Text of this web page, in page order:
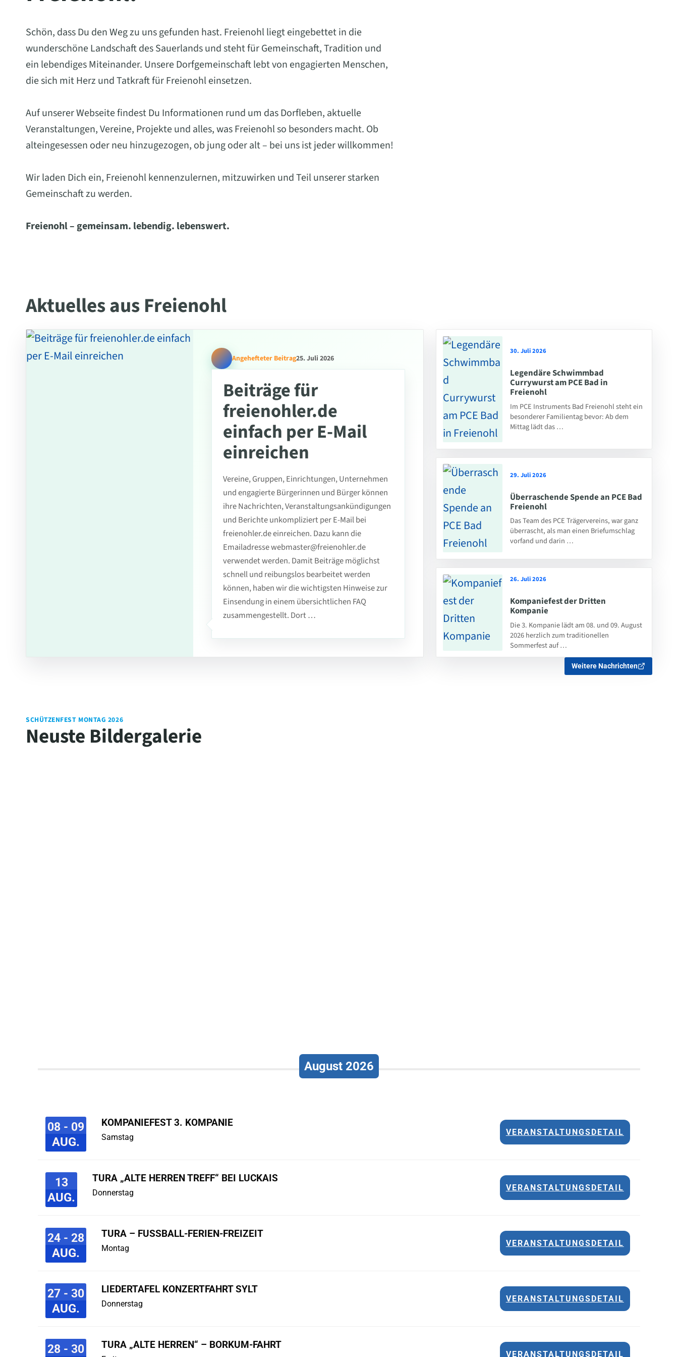
Schön, dass Du den Weg zu uns gefunden hast. Freienohl liegt eingebettet in die
wunderschöne Landschaft des Sauerlands und steht für Gemeinschaft, Tradition und
ein lebendiges Miteinander. Unsere Dorfgemeinschaft lebt von engagierten Menschen,
die sich mit Herz und Tatkraft für Freienohl einsetzen.
Auf unserer Webseite findest Du Informationen rund um das Dorfleben, aktuelle
Veranstaltungen, Vereine, Projekte und alles, was Freienohl so besonders macht. Ob
alteingesessen oder neu hinzugezogen, ob jung oder alt – bei uns ist jeder willkommen!
Wir laden Dich ein, Freienohl kennenzulernen, mitzuwirken und Teil unserer starken
Gemeinschaft zu werden.
Freienohl – gemeinsam. lebendig. lebenswert.
Aktuelles aus Freienohl
Angehefteter Beitrag25. Juli 2026
Beiträge für
freienohler.de
einfach per E-Mail
einreichen
Vereine, Gruppen, Einrichtungen, Unternehmen
und engagierte Bürgerinnen und Bürger können
ihre Nachrichten, Veranstaltungsankündigungen
und Berichte unkompliziert per E-Mail bei
freienohler.de einreichen. Dazu kann die
Emailadresse webmaster@freienohler.de
verwendet werden. Damit Beiträge möglichst
schnell und reibungslos bearbeitet werden
können, haben wir die wichtigsten Hinweise zur
Einsendung in einem übersichtlichen FAQ
zusammengestellt. Dort …
30. Juli 2026
Legendäre Schwimmbad
Currywurst am PCE Bad in
Freienohl
Im PCE Instruments Bad Freienohl steht ein
besonderer Familientag bevor: Ab dem
Mittag lädt das …
29. Juli 2026
Überraschende Spende an PCE Bad
Freienohl
Das Team des PCE Trägervereins, war ganz
überrascht, als man einen Briefumschlag
vorfand und darin …
26. Juli 2026
Kompaniefest der Dritten
Kompanie
Die 3. Kompanie lädt am 08. und 09. August
2026 herzlich zum traditionellen
Sommerfest auf …
Weitere Nachrichten
SCHÜTZENFEST MONTAG 2026
Neuste Bildergalerie
August 2026
08 - 09
AUG.
KOMPANIEFEST 3. KOMPANIE
Samstag
VERANSTALTUNGSDETAIL
13
AUG.
TURA „ALTE HERREN TREFF“ BEI LUCKAIS
Donnerstag
VERANSTALTUNGSDETAIL
24 - 28
AUG.
TURA – FUSSBALL-FERIEN-FREIZEIT
Montag
VERANSTALTUNGSDETAIL
27 - 30
AUG.
LIEDERTAFEL KONZERTFAHRT SYLT
Donnerstag
VERANSTALTUNGSDETAIL
28 - 30 TURA „ALTE HERREN“ – BORKUM-FAHRT
VERANSTALTUNGSDETAIL